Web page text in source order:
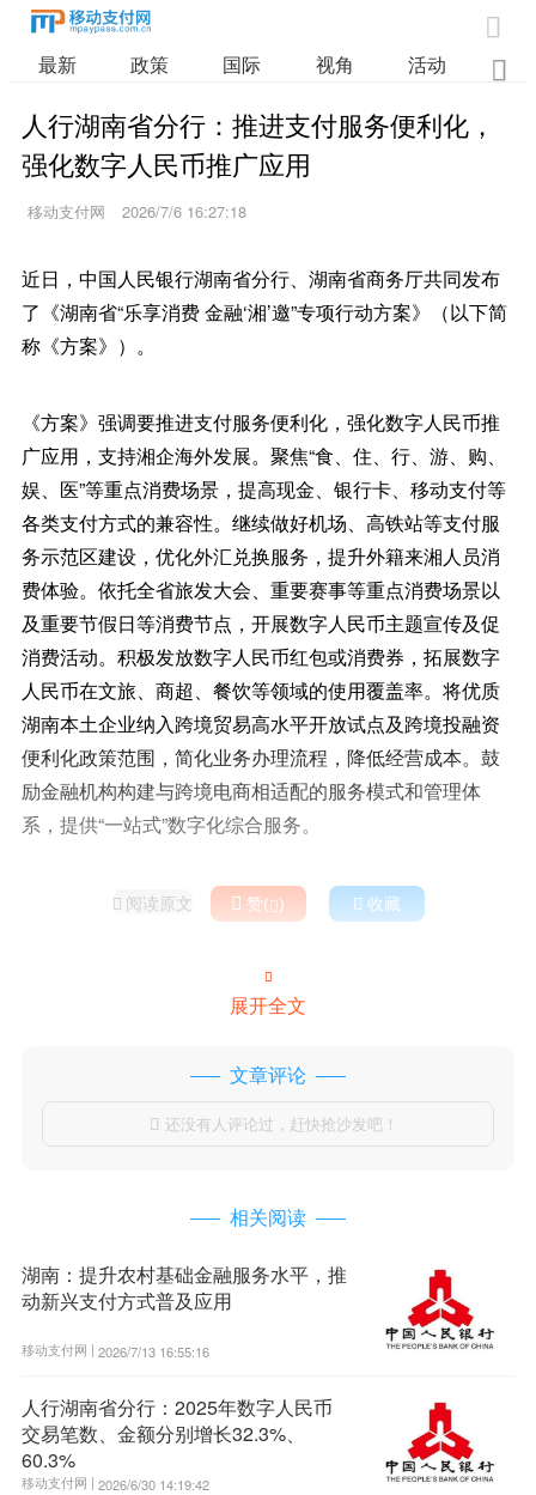

最新 政策 国际 视角 活动 业

人行湖南省分行：推进支付服务便利化，
强化数字人民币推广应用
移动支付网 2026/7/6 16:27:18
近日，中国人民银行湖南省分行、湖南省商务厅共同发布
了《湖南省“乐享消费 金融‘湘’邀”专项行动方案》（以下简
称《方案》）。
《方案》强调要推进支付服务便利化，强化数字人民币推
广应用，支持湘企海外发展。聚焦“食、住、行、游、购、
娱、医”等重点消费场景，提高现金、银行卡、移动支付等
各类支付方式的兼容性。继续做好机场、高铁站等支付服
务示范区建设，优化外汇兑换服务，提升外籍来湘人员消
费体验。依托全省旅发大会、重要赛事等重点消费场景以
及重要节假日等消费节点，开展数字人民币主题宣传及促
消费活动。积极发放数字人民币红包或消费券，拓展数字
人民币在文旅、商超、餐饮等领域的使用覆盖率。将优质
湖南本土企业纳入跨境贸易高水平开放试点及跨境投融资
便利化政策范围，简化业务办理流程，降低经营成本。鼓
励金融机构构建与跨境电商相适配的服务模式和管理体
系，提供“一站式”数字化综合服务。
 阅读原文  赞()  收藏

展开全文
文章评论
 还没有人评论过，赶快抢沙发吧！
相关阅读
湖南：提升农村基础金融服务水平，推
动新兴支付方式普及应用
移动支付网 | 2026/7/13 16:55:16
人行湖南省分行：2025年数字人民币
交易笔数、金额分别增长32.3%、
60.3%
移动支付网 | 2026/6/30 14:19:42